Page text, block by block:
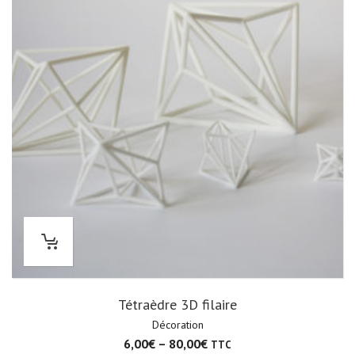
Tétraèdre 3D filaire
Décoration
6,00€ – 80,00€ TTC